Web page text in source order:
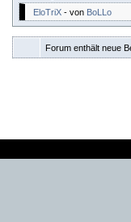
EloTriX - von BoLLo
Forum enthält neue